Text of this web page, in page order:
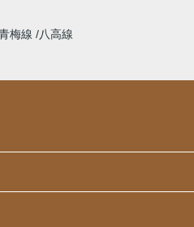
梅線
八高線